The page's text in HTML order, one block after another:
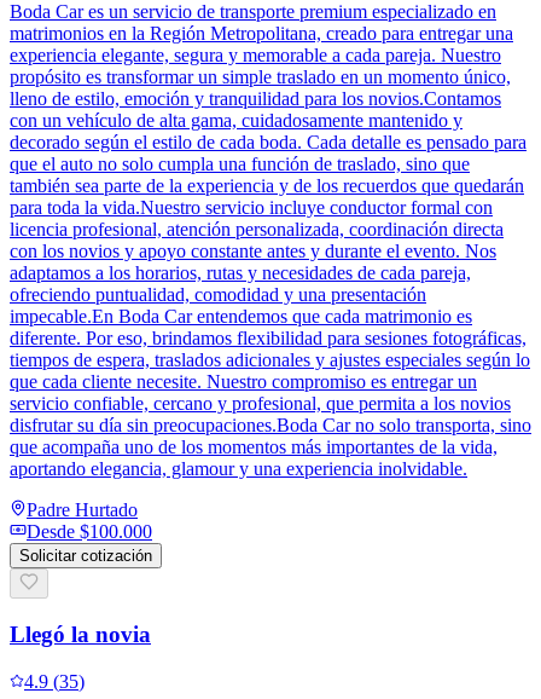
Boda Car es un servicio de transporte premium especializado en
matrimonios en la Región Metropolitana, creado para entregar una
experiencia elegante, segura y memorable a cada pareja. Nuestro
propósito es transformar un simple traslado en un momento único,
lleno de estilo, emoción y tranquilidad para los novios.Contamos
con un vehículo de alta gama, cuidadosamente mantenido y
decorado según el estilo de cada boda. Cada detalle es pensado para
que el auto no solo cumpla una función de traslado, sino que
también sea parte de la experiencia y de los recuerdos que quedarán
para toda la vida.Nuestro servicio incluye conductor formal con
licencia profesional, atención personalizada, coordinación directa
con los novios y apoyo constante antes y durante el evento. Nos
adaptamos a los horarios, rutas y necesidades de cada pareja,
ofreciendo puntualidad, comodidad y una presentación
impecable.En Boda Car entendemos que cada matrimonio es
diferente. Por eso, brindamos flexibilidad para sesiones fotográficas,
tiempos de espera, traslados adicionales y ajustes especiales según lo
que cada cliente necesite. Nuestro compromiso es entregar un
servicio confiable, cercano y profesional, que permita a los novios
disfrutar su día sin preocupaciones.Boda Car no solo transporta, sino
que acompaña uno de los momentos más importantes de la vida,
aportando elegancia, glamour y una experiencia inolvidable.
Padre Hurtado
Desde $100.000
Solicitar cotización
Llegó la novia
4.9 (35)